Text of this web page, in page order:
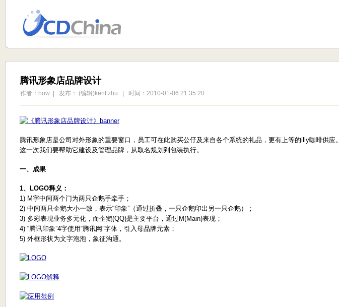
腾讯形象店品牌设计
作者：how | 发布： (编辑)kent.zhu | 时间：2010-01-06 21:35:20
腾讯形象店是公司对外形象的重要窗口，员工可在此购买公仔及来自各个系统的礼品，更有上等的illy咖啡供应。
这一次我们要帮助它建设及管理品牌，从取名规划到包装执行。
一、成果
1、LOGO释义：
1) M字中间两个门为两只企鹅手牵手；
2) 中间两只企鹅大小一致，表示“印象”（通过折叠，一只企鹅印出另一只企鹅）；
3) 多彩表现业务多元化，而企鹅(QQ)是主要平台，通过M(Main)表现；
4) “腾讯印象”4字使用“腾讯网”字体，引入母品牌元素；
5) 外框形状为文字泡泡，象征沟通。